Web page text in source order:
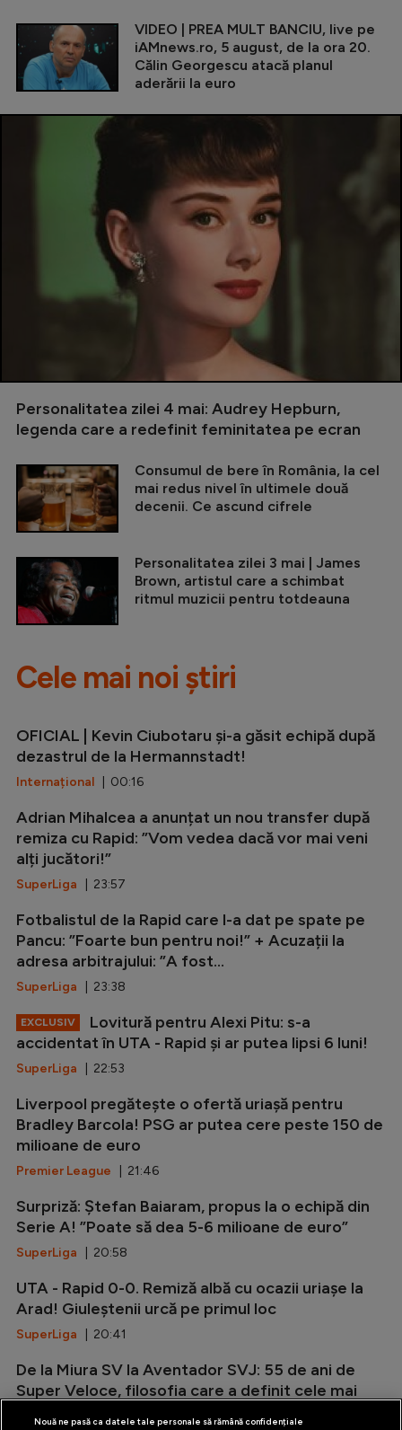
VIDEO | PREA MULT BANCIU, live pe
iAMnews.ro, 5 august, de la ora 20.
Călin Georgescu atacă planul
aderării la euro
Personalitatea zilei 4 mai: Audrey Hepburn,
legenda care a redefinit feminitatea pe ecran
Consumul de bere în România, la cel
mai redus nivel în ultimele două
decenii. Ce ascund cifrele
Personalitatea zilei 3 mai | James
Brown, artistul care a schimbat
ritmul muzicii pentru totdeauna
Cele mai noi știri
OFICIAL | Kevin Ciubotaru și-a găsit echipă după
dezastrul de la Hermannstadt!
Internațional | 00:16
Adrian Mihalcea a anunțat un nou transfer după
remiza cu Rapid: ”Vom vedea dacă vor mai veni
alți jucători!”
SuperLiga | 23:57
Fotbalistul de la Rapid care l-a dat pe spate pe
Pancu: ”Foarte bun pentru noi!” + Acuzații la
adresa arbitrajului: ”A fost...
SuperLiga | 23:38
EXCLUSIV
Lovitură pentru Alexi Pitu: s-a
accidentat în UTA - Rapid și ar putea lipsi 6 luni!
SuperLiga | 22:53
Liverpool pregătește o ofertă uriașă pentru
Bradley Barcola! PSG ar putea cere peste 150 de
milioane de euro
Premier League | 21:46
Surpriză: Ștefan Baiaram, propus la o echipă din
Serie A! ”Poate să dea 5-6 milioane de euro”
SuperLiga | 20:58
UTA - Rapid 0-0. Remiză albă cu ocazii uriașe la
Arad! Giuleștenii urcă pe primul loc
SuperLiga | 20:41
De la Miura SV la Aventador SVJ: 55 de ani de
Super Veloce, filosofia care a definit cele mai
Nouă ne pasă ca datele tale personale să rămână confidențiale